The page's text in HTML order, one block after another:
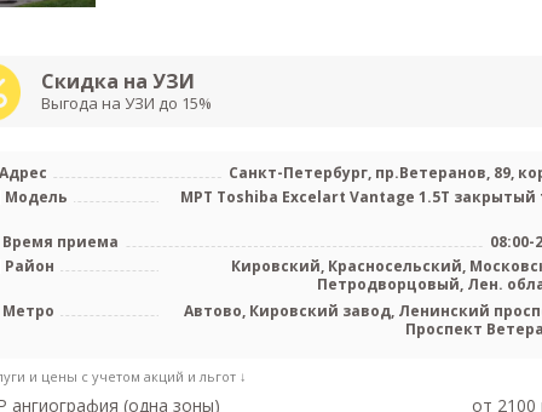
Скидка на УЗИ
Выгода на УЗИ до 15%
Санкт-Петербург, пр.Ветеранов, 89,
Модель
МРТ Toshiba Excelart Vantage 1.5T закрытый
Время приема
08:00-
Район
Кировский, Красносельский,
Петродворцовый, Лен.
Метро
Автово, Кировский завод, Ленинский
Проспект
и цены с учетом акций и льгот ↓
ангиография (одна зоны)
от 2100